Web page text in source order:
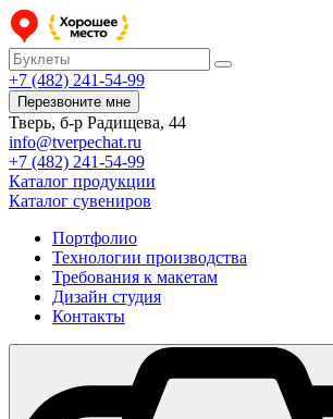
+7 (482) 241-54-99
Перезвоните мне
Тверь, б-р Радищева, 44
info@tverpechat.ru
+7 (482) 241-54-99
Каталог продукции
Каталог сувениров
Портфолио
Технологии производства
Требования к макетам
Дизайн студия
Контакты